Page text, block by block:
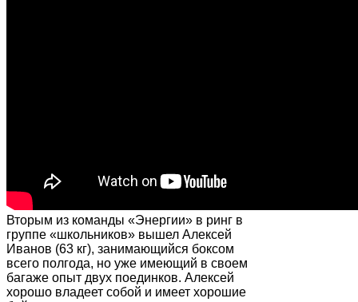
Вторым из команды «Энергии» в ринг в
группе «школьников» вышел Алексей
Иванов (63 кг), занимающийся боксом
всего полгода, но уже имеющий в своем
багаже опыт двух поединков. Алексей
хорошо владеет собой и имеет хорошие